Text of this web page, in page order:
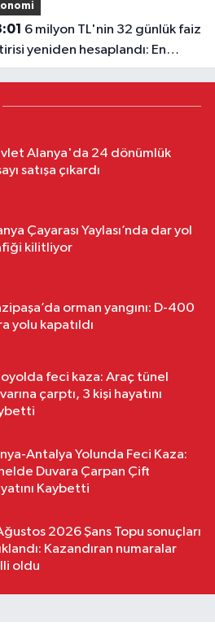
yeniden hesaplandı: En
kazanç veren banka belli
Alanya'da 24 dönümlük
satışa çıkardı
Çayarası Yaylası’nda dar yol
kilitliyor
orman yangını: D-400
yolu kapatıldı
feci kaza: Araç tünel
çarptı, 3 kişi hayatını
Antalya Yolunda Feci Kaza:
Duvara Çarpan Çift
Kaybetti
2026 Şans Topu sonuçları
Kazandıran numaralar
oldu